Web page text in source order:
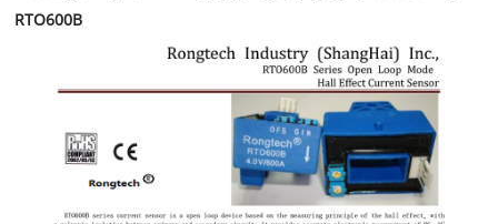
RTO600B